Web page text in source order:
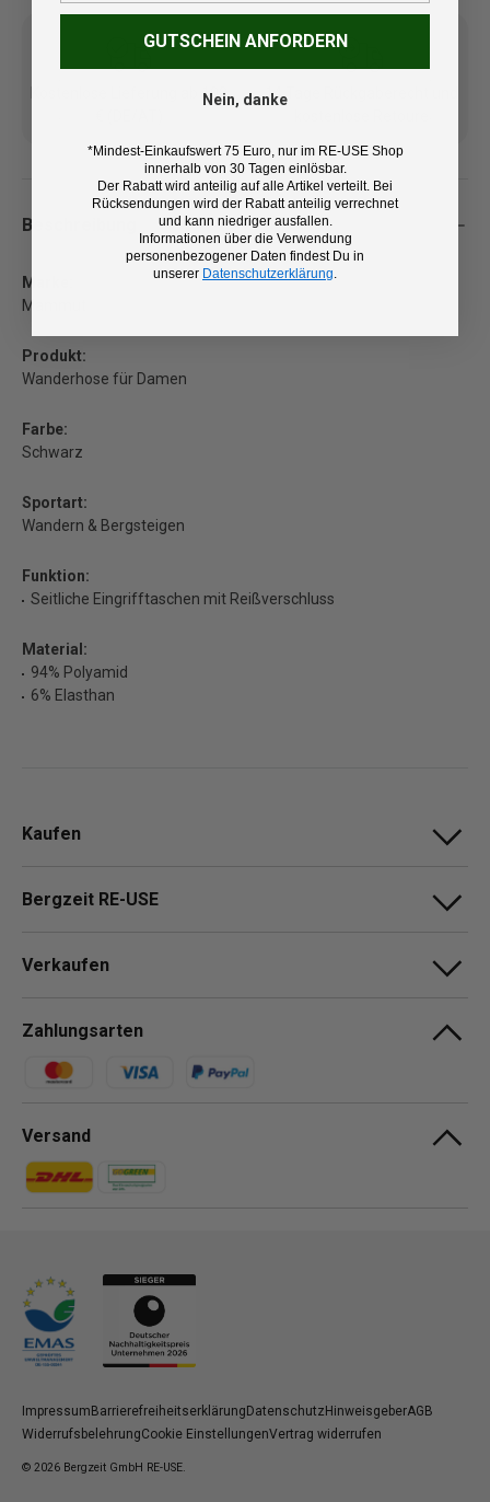
Kostenlose Lieferung ab 100
14 Tage Rückgaberecht und
Beschreibung
Marke:
Mammut
Produkt:
Wanderhose für Damen
Farbe:
Schwarz
Sportart:
Wandern & Bergsteigen
Funktion:
Seitliche Eingrifftaschen mit Reißverschluss
Material:
94% Polyamid
6% Elasthan
Kaufen
Bergzeit RE-USE
Verkaufen
Zahlungsarten
Zahlungsmethoden
Versand
Zahlungsmethoden
Zahlungsmethoden
ImpressumBarrierefreiheitserklärungDatenschutzHinweisgeberAGB
WiderrufsbelehrungCookie EinstellungenVertrag widerrufen
© 2026 Bergzeit GmbH RE-USE.
GUTSCHEIN ANFORDERN
Nein, danke
*Mindest-Einkaufswert 75 Euro, nur im RE-USE Shop
innerhalb von 30 Tagen einlösbar.
Der Rabatt wird anteilig auf alle Artikel verteilt. Bei
Rücksendungen wird der Rabatt anteilig verrechnet
und kann niedriger ausfallen.
Informationen über die Verwendung
personenbezogener Daten findest Du in
unserer Datenschutzerklärung.